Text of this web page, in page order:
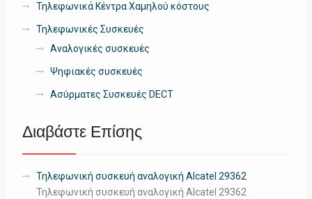
Τηλεφωνικά Κέντρα Χαμηλού κόστους
Τηλεφωνικές Συσκευές
Αναλογικές συσκευές
Ψηφιακές συσκευές
Ασύρματες Συσκευές DECT
Διαβάστε Επίσης
Τηλεφωνική συσκευή αναλογική Alcatel 29362
Τηλεφωνική συσκευή αναλογική Alcatel 29362